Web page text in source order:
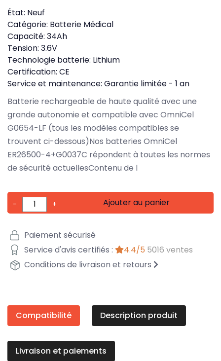
État: Neuf
Catégorie: Batterie Médical
Capacité: 34Ah
Tension: 3.6V
Technologie batterie: Lithium
Certification: CE
Service et maintenance: Garantie limitée - 1 an
Batterie rechargeable de haute qualité avec une
grande autonomie et compatible avec OmniCel
G0654-LF (tous les modèles compatibles se
trouvent ci-dessous)Nos batteries OmniCel
ER26500-4+G0037C répondent à toutes les normes
de sécurité actuellesContenu de l
- + Ajouter au panier
Paiement sécurisé
Service d'avis certifiés :
4.4/5 5016 ventes
Conditions de livraison et retours
Compatibilité Description produit
Livraison et paiements